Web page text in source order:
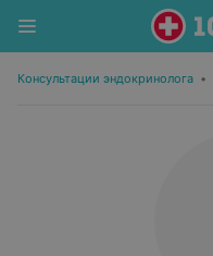
Консультации эндокринолога •